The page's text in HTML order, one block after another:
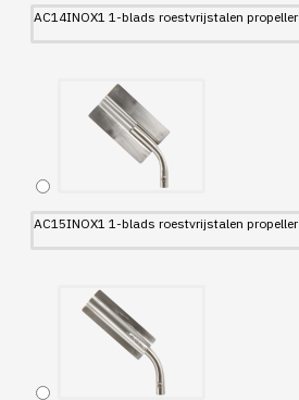
AC14INOX1 1-blads roestvrijstalen propeller
AC15INOX1 1-blads roestvrijstalen propeller